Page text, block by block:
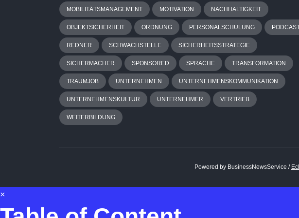
MOBILITÄTSMANAGEMENT MOTIVATION NACHHALTIGKEIT
OBJEKTSICHERHEIT ORDNUNG PERSONALSCHULUNG
REDNER SCHWACHSTELLE SICHERHEITSSTRATEGIE
SICHERMACHER SPONSORED SPRACHE TRANSFORMATION
TRAUMJOB UNTERNEHMEN UNTERNEHMENSKOMMUNIKATION
UNTERNEHMENSKULTUR UNTERNEHMER VERTRIEB
WEITERBILDUNG
Powered by BusinessNewsService /
×